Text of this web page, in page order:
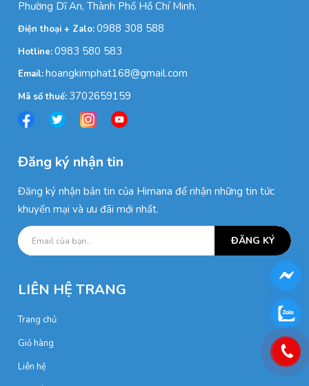
Phường Dĩ An, Thành Phố Hồ Chí Minh.
Điện thoại + Zalo:0988 308 588
Hotline:0983 580 583
Email:hoangkimphat168@gmail.com
Mã số thuế: 3702659159
Đăng ký nhận tin
Đăng ký nhận bản tin của Himana để nhận những tin tức
khuyến mại và ưu đãi mới nhất.
ĐĂNG KÝ
LIÊN HỆ TRANG
Trang chủ
Giỏ hàng
Liên hệ